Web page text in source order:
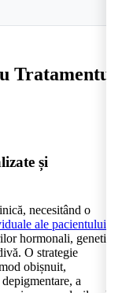
Tratamentul
și
necesitând o
ale pacientului
hormonali, genetici
O strategie
obișnuit,
a